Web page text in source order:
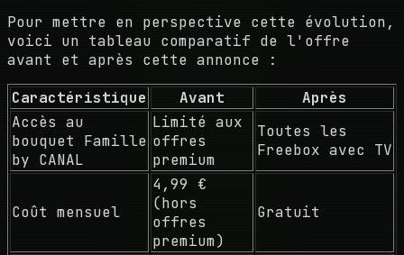
Pour mettre en perspective cette évolution,
voici un tableau comparatif de l'offre
avant et après cette annonce :
Caractéristique
Avant
Après
Accès au
bouquet Famille
by CANAL
Limité aux
offres
premium
Toutes les
Freebox avec TV
Coût mensuel
4,99 €
(hors
offres
premium)
Gratuit